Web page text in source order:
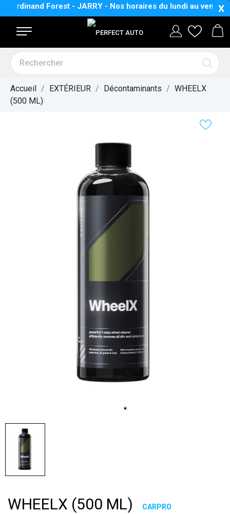
Forest - JARRY - Nos horairesdu lundi au vendredi
X
Accueil EXTÉRIEUR Décontaminants
WHEELX
(500 ML)
WHEELX (500 ML) CARPRO